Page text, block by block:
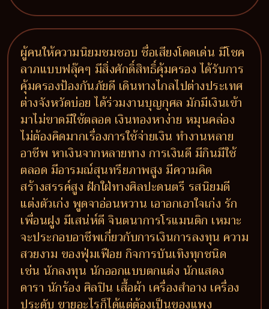
ผู้คนให้ความนิยมชมชอบ ชื่อเสียงโดดเด่น มีโชค
ลาภแบบฟลุ๊คๆ มีสิ่งศักดิ์สิทธิ์คุ้มครอง ได้รับการ
คุ้มครองป้องกันภัยดี เดินทางไกลไปต่างประเทศ
ต่างจังหวัดบ่อย ได้ร่วมงานบุญกุศล มักมีเงินเข้า
มาไม่ขาดมีใช้ตลอด เงินทองหาง่าย หมุนคล่อง
ไม่ต้องคิดมากเรื่องการใช้จ่ายเงิน ทำงานหลาย
อาชีพ หาเงินจากหลายทาง การเงินดี มีกินมีใช้
ตลอด มีอารมณ์สุนทรียภาพสูง มีความคิด
สร้างสรรค์สูง ฝักใฝ่ทางศิลปะดนตรี รสนิยมดี
แต่งตัวเก่ง พูดจาอ่อนหวาน เอาอกเอาใจเก่ง รัก
เพื่อนฝูง มีเสน่ห์ดี จินตนาการโรแมนติก เหมาะ
จะประกอบอาชีพเกี่ยวกับการเงินการลงทุน ความ
สวยงาม ของฟุ่มเฟือย กิจการบันเทิงทุกชนิด
เช่น นักลงทุน นักออกแบบตกแต่ง นักแสดง
ดารา นักร้อง ศิลปิน เสื้อผ้า เครื่องสำอาง เครื่อง
ประดับ ขายอะไรก็ได้แต่ต้องเป็นของแพง